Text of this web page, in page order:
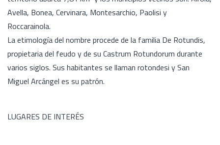
Avella, Bonea, Cervinara, Montesarchio, Paolisi y
Roccarainola.
La etimología del nombre procede de la familia De Rotundis,
propietaria del feudo y de su Castrum Rotundorum durante
varios siglos. Sus habitantes se llaman rotondesi y San
Miguel Arcángel es su patrón.
LUGARES DE INTERÉS